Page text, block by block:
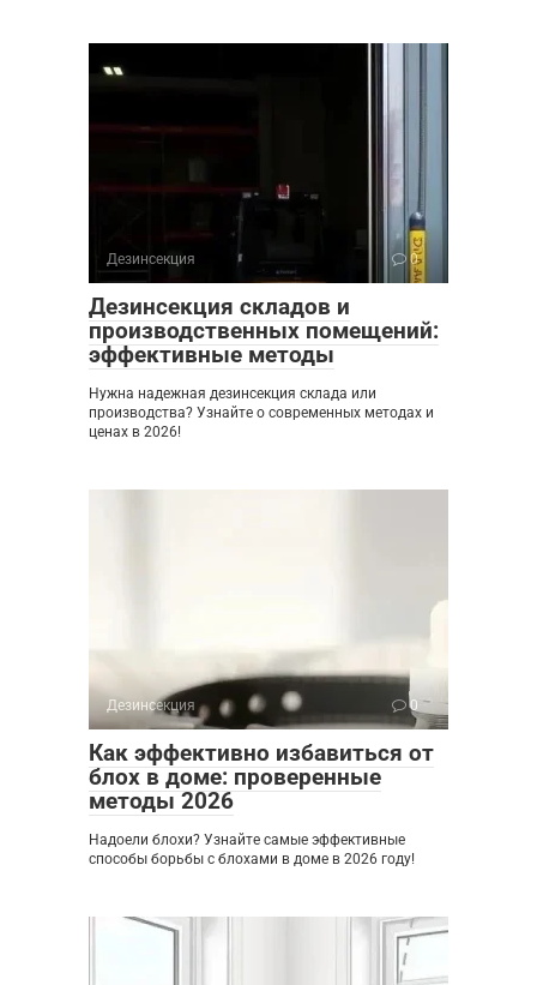
Дезинсекция 0
Дезинсекция складов и
производственных помещений:
эффективные методы
Нужна надежная дезинсекция склада или
производства? Узнайте о современных методах и
ценах в 2026!
Дезинсекция 0
Как эффективно избавиться от
блох в доме: проверенные
методы 2026
Надоели блохи? Узнайте самые эффективные
способы борьбы с блохами в доме в 2026 году!